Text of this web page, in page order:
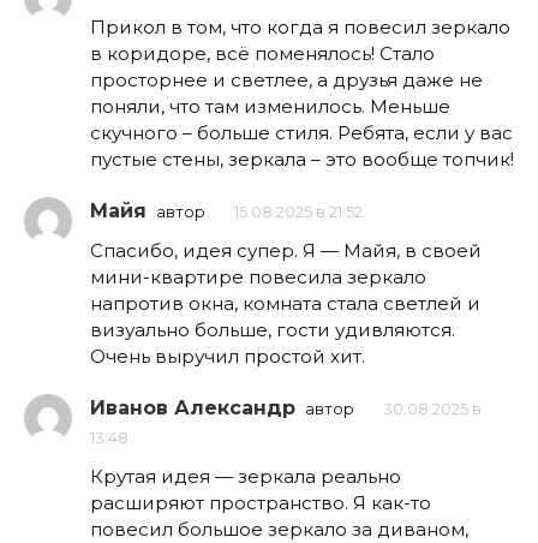
Прикол в том, что когда я повесил зеркало
в коридоре, всё поменялось! Стало
просторнее и светлее, а друзья даже не
поняли, что там изменилось. Меньше
скучного – больше стиля. Ребята, если у вас
пустые стены, зеркала – это вообще топчик!
Майя автор 15.08.2025 в 21:52
Спасибо, идея супер. Я — Майя, в своей
мини-квартире повесила зеркало
напротив окна, комната стала светлей и
визуально больше, гости удивляются.
Очень выручил простой хит.
Иванов Александр автор
30.08.2025 в
13:48
Крутая идея — зеркала реально
расширяют пространство. Я как-то
повесил большое зеркало за диваном,